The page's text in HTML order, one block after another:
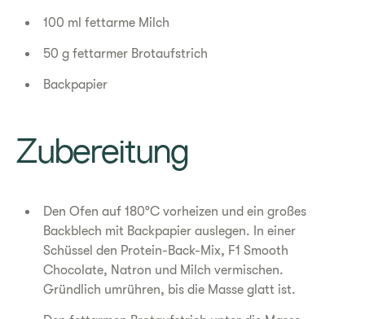
100 ml fettarme Milch
50 g fettarmer Brotaufstrich
Backpapier
​Zubereitung
Den Ofen auf 180°C vorheizen und ein großes
Backblech mit Backpapier auslegen. In einer
Schüssel den Protein-Back-Mix, F1 Smooth
Chocolate, Natron und Milch vermischen.
Gründlich umrühren, bis die Masse glatt ist.